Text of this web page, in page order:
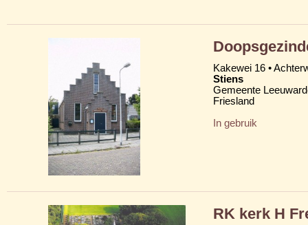
Kakewei 16 •
Stiens
Gemeente
Friesland
In gebruik
RK kerk H